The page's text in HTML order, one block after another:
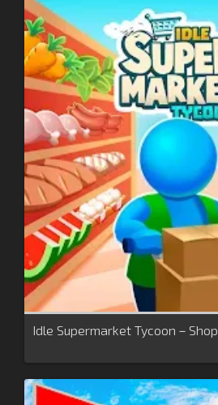
Idle Supermarket Tycoon－Shop